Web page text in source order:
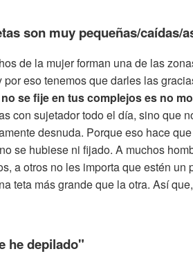
son muy pequeñas/caídas/
de la mujer forman una de las
por eso tenemos que darles las
se fije en tus complejos es no
con sujetador todo el día, sino que
desnuda. Porque eso hace
se hubiese ni fijado. A muchos
a otros no les importa que estén
teta más grande que la otra. Así
he depilado"